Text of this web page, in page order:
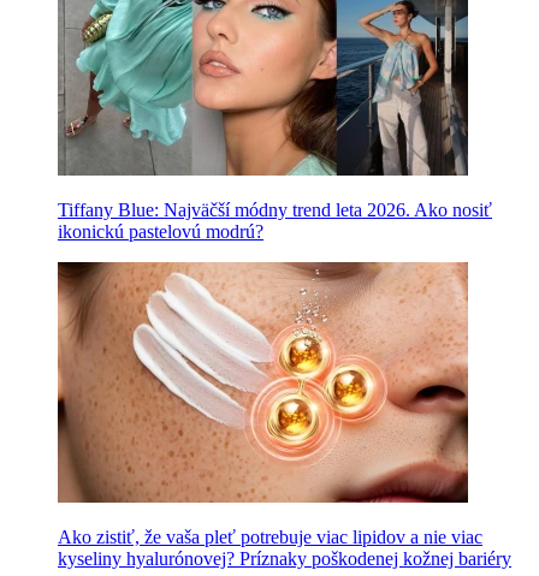
Tiffany Blue: Najväčší módny trend leta 2026. Ako nosiť
ikonickú pastelovú modrú?
Ako zistiť, že vaša pleť potrebuje viac lipidov a nie viac
kyseliny hyalurónovej? Príznaky poškodenej kožnej bariéry